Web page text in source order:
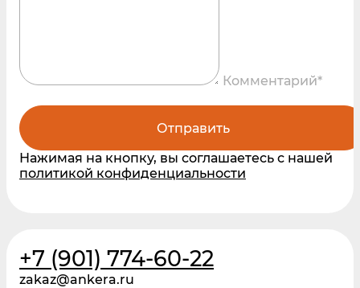
Комментарий*
Отправить
Нажимая на кнопку, вы соглашаетесь с нашей
политикой конфиденциальности
+7 (901) 774-60-22
zakaz@ankera.ru